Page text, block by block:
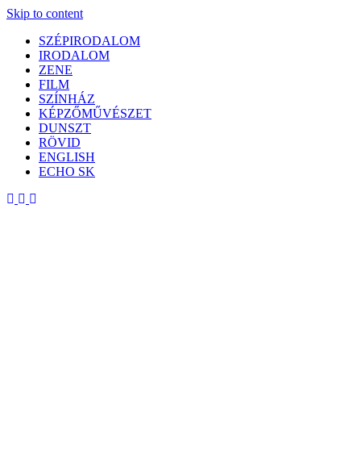
Skip to content
SZÉPIRODALOM
IRODALOM
ZENE
FILM
SZÍNHÁZ
KÉPZŐMŰVÉSZET
DUNSZT
RÖVID
ENGLISH
ECHO SK